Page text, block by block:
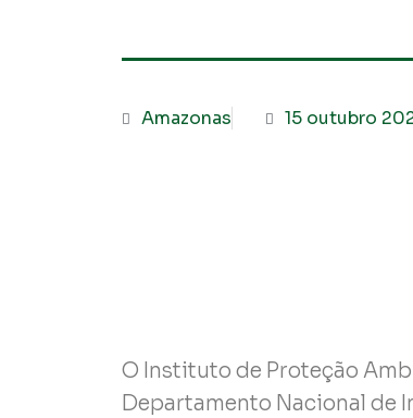
Amazonas 15 outubro
O Instituto de Proteção
Departamento Nacional de